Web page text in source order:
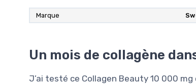
Marque
Un mois de collagène
J’ai testé ce Collagen Beauty 10 000